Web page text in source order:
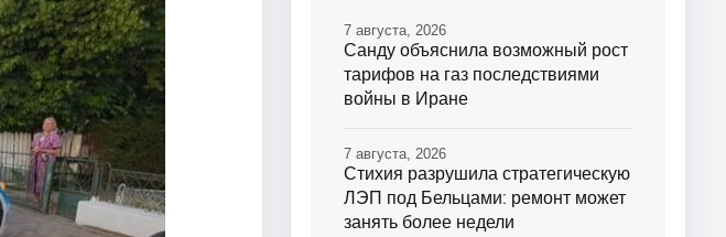
Санду объяснила возможный рост
тарифов на газ последствиями
войны в Иране
7 августа, 2026
Стихия разрушила стратегическую
ЛЭП под Бельцами: ремонт может
занять более недели
7 августа, 2026